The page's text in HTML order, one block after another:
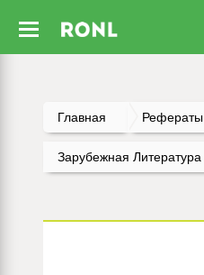
Главная Рефераты
Зарубежная Литература